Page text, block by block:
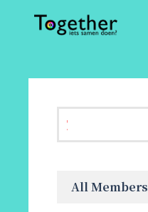
All Members